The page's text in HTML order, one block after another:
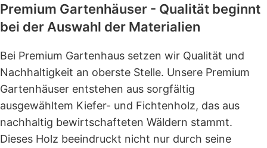
Premium Gartenhäuser - Qualität beginnt
bei der Auswahl der Materialien
Bei Premium Gartenhaus setzen wir Qualität und
Nachhaltigkeit an oberste Stelle. Unsere Premium
Gartenhäuser entstehen aus sorgfältig
ausgewähltem Kiefer- und Fichtenholz, das aus
nachhaltig bewirtschafteten Wäldern stammt.
Dieses Holz beeindruckt nicht nur durch seine